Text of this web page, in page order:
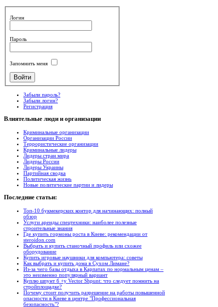
Логин
Пароль
Запомнить меня
Забыли пароль?
Забыли логин?
Регистрация
Влиятельные люди и организации
Криминальные организации
Организации России
Террористические организации
Криминальные лидеры
Лидеры стран мира
Лидеры России
Лидеры Украины
Партийная сводка
Политическая жизнь
Новые политические партии и лидеры
Последние статьи:
Топ-10 букмекерских контор для начинающих: полный
обзор
Услуги аренды спецтехники: наиболее полезные
строительные знания
Где купить гормоны роста в Киеве: рекомендации от
steroidon.com
Выбрать и купить станочный профиль или схожее
оборудование
Купить игровые наушники для компьютера: советы
Как выбрать и купить дома в Сухом Лимане?
Из-за чего базы отдыха в Карпатах по нормальным ценам –
это неизменно популярный вариант
Куплю шпунт б +у Vector Shpunt: что следует помнить на
стройплощадке?
Почему стоит получить разрешение на работы повышенной
опасности в Киеве в центре "Профессиональная
безопасность"?